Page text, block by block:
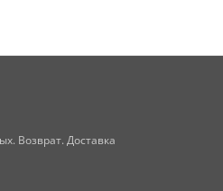
Возврат. Доставка